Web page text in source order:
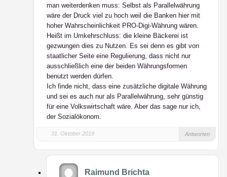
man weiterdenken muss: Selbst als Parallelwährung
wäre der Druck viel zu hoch weil die Banken hier mit
hoher Wahrscheinlichkeit PRO-Digi-Währung wären.
Heißt im Umkehrschluss: die kleine Bäckerei ist
gezwungen dies zu Nutzen. Es sei denn es gibt von
staatlicher Seite eine Regulierung, dass nicht nur
ausschließlich eine der beiden Währungsformen
benutzt werden dürfen.
Ich finde nicht, dass eine zusätzliche digitale Währung
und sei es auch nur als Parallelwährung, sehr günstig
für eine Volkswirtschaft wäre. Aber das sage nur ich,
der Sozialökonom.
31. Oktober 2019 Antworten
Raimund Brichta